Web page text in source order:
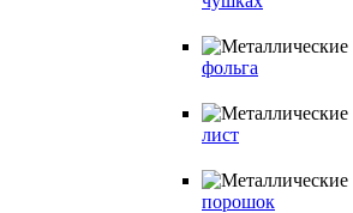
фольга
лист
порошок